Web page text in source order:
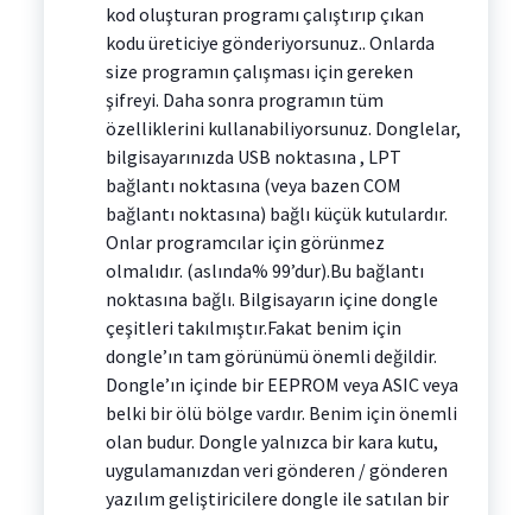
kod oluşturan programı çalıştırıp çıkan
kodu üreticiye gönderiyorsunuz.. Onlarda
size programın çalışması için gereken
şifreyi. Daha sonra programın tüm
özelliklerini kullanabiliyorsunuz. Donglelar,
bilgisayarınızda USB noktasına , LPT
bağlantı noktasına (veya bazen COM
bağlantı noktasına) bağlı küçük kutulardır.
Onlar programcılar için görünmez
olmalıdır. (aslında% 99’dur).Bu bağlantı
noktasına bağlı. Bilgisayarın içine dongle
çeşitleri takılmıştır.Fakat benim için
dongle’ın tam görünümü önemli değildir.
Dongle’ın içinde bir EEPROM veya ASIC veya
belki bir ölü bölge vardır. Benim için önemli
olan budur. Dongle yalnızca bir kara kutu,
uygulamanızdan veri gönderen / gönderen
yazılım geliştiricilere dongle ile satılan bir